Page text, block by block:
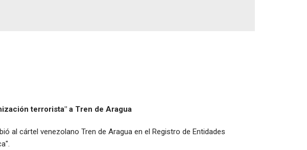
terrorista" a Tren de Aragua
al cártel venezolano Tren de Aragua en el Registro de Entidades